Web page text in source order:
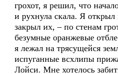
грохот, я решил, что
и рухнула скала. Я открыл
закрыл их, – по стенам
безумные оранжевые
я лежал на трясущейся
испуганные всхлипы
Лойси. Мне хотелось